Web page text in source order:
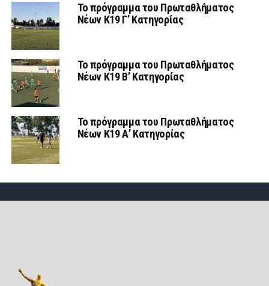
Το πρόγραμμα του Πρωταθλήματος
Νέων Κ19 Γ’ Κατηγορίας
Το πρόγραμμα του Πρωταθλήματος
Νέων Κ19 Β’ Κατηγορίας
Το πρόγραμμα του Πρωταθλήματος
Νέων Κ19 Α’ Κατηγορίας